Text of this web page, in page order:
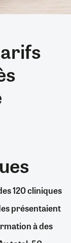
120 cliniques
présentaient
à des